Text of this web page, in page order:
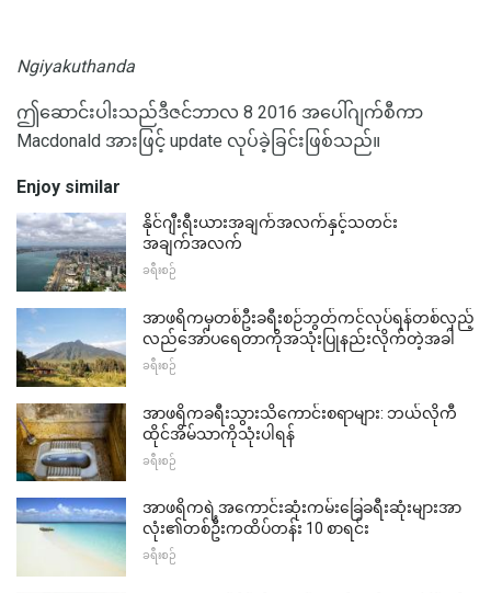
Ngiyakuthanda
ဤဆောင်းပါးသည်ဒီဇင်ဘာလ 8 2016 အပေါ်ဂျက်စီကာ
Macdonald အားဖြင့် update လုပ်ခဲ့ခြင်းဖြစ်သည်။
Enjoy similar
နိုင်ဂျီးရီးယားအချက်အလက်နှင့်သတင်း
အချက်အလက်
ခရီးစဉ်
အာဖရိကမှတစ်ဦးခရီးစဉ်ဘွတ်ကင်လုပ်ရန်တစ်လှည့်
လည်အော်ပရေတာကိုအသုံးပြုနည်းလိုက်တဲ့အခါ
ခရီးစဉ်
အာဖရိကခရီးသွားသိကောင်းစရာများ: ဘယ်လိုကီ
ထိုင်အိမ်သာကိုသုံးပါရန်
ခရီးစဉ်
အာဖရိကရဲ့အကောင်းဆုံးကမ်းခြေခရီးဆုံးများအာ
လုံး၏တစ်ဦးကထိပ်တန်း 10 စာရင်း
ခရီးစဉ်